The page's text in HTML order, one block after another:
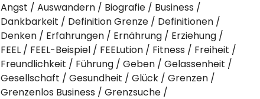
Angst Auswandern Biografie
Business
Dankbarkeit
Definition Grenze
Definitionen
Denken
Erfahrungen Ernährung
Erziehung
FEEL
FEEL-Beispiel FEELution Fitness
Freiheit
Freundlichkeit
Führung Geben
Gelassenheit
Gesellschaft
Gesundheit Glück
Grenzen
Grenzenlos Business
Grenzsuche